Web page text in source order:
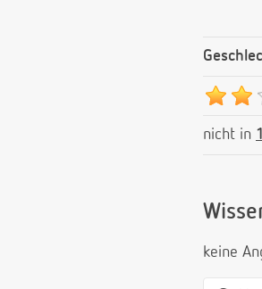
nicht in
keine